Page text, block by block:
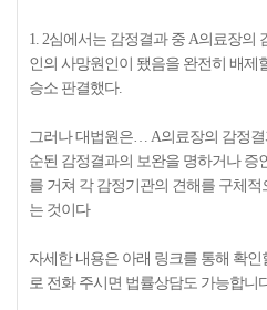
1. 2심에서는 감정결과 중 A의료장의
인의 사망원인이 됐음을 완전히 배제
승소 판결했다.
그러나 대법원은… A의료장의 감정
순된 감정결과의 보완을 명하거나 증
를 거쳐 각 감정기관의 견해를 구체적
는 것이다
자세한 내용은 아래 링크를 통해 확
로 전화 주시면 법률상담도 가능합니